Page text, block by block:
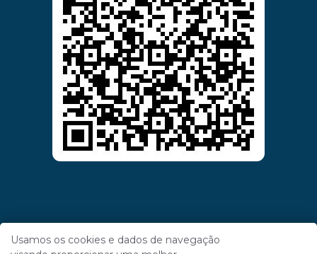
Usamos os cookies e dados de navegação